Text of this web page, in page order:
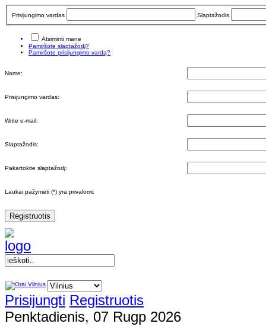
Prisijungimo vardas Slaptažodis
Atsiminti mane
Pamiršote slaptažodį?
Pamiršote prisijungimo vardą?
Name:
Prisijungimo vardas:
Write e-mail:
Slaptažodis:
Pakartokite slaptažodį:
Laukai pažymėti (*) yra privalomi.
Registruotis
Prisijungti Registruotis
Penktadienis, 07 Rugp 2026